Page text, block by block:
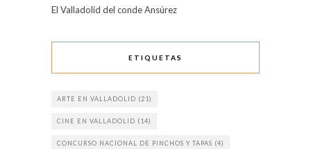
El Valladolid del conde Ansúrez
ETIQUETAS
ARTE EN VALLADOLID (21)
CINE EN VALLADOLID (14)
CONCURSO NACIONAL DE PINCHOS Y TAPAS (4)